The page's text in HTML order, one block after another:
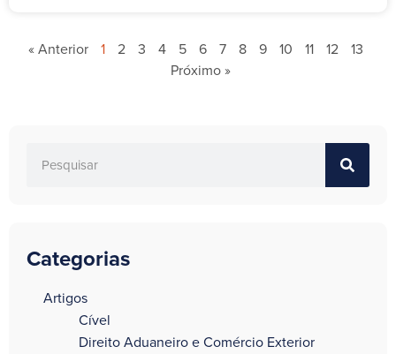
« Anterior 1 2 3 4 5 6 7 8 9 10 11 12
13
Próximo »
Categorias
Artigos
Cível
Direito Aduaneiro e Comércio Exterior